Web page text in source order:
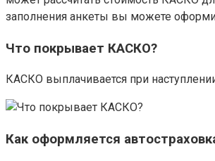
заполнения анкеты вы можете
Что покрывает КАСКО?
КАСКО выплачивается при
Как оформляется